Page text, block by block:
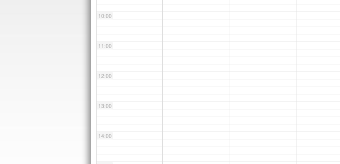
10:00
11:00
12:00
13:00
14:00